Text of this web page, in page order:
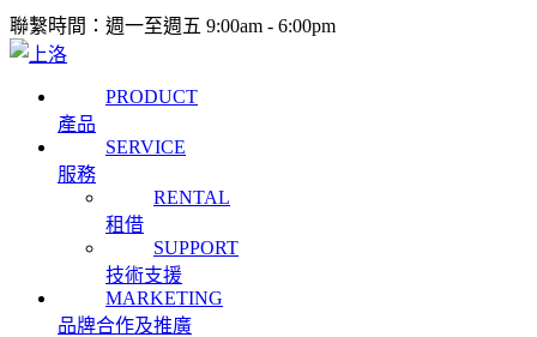
聯繫時間：週一至週五 9:00am - 6:00pm
PRODUCT
產品
SERVICE
服務
RENTAL
租借
SUPPORT
技術支援
MARKETING
品牌合作及推廣